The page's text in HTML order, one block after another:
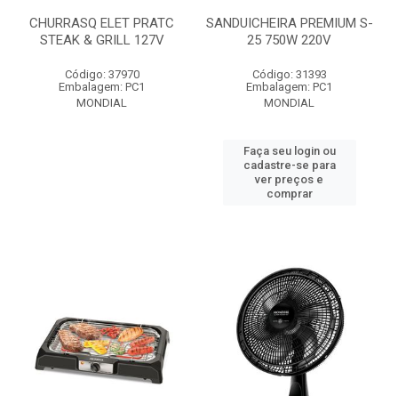
CHURRASQ ELET PRATC
STEAK & GRILL 127V
Código: 37970
Embalagem: PC1
MONDIAL
SANDUICHEIRA PREMIUM S-
25 750W 220V
Código: 31393
Embalagem: PC1
MONDIAL
Faça seu login ou
cadastre-se para
ver preços e
comprar